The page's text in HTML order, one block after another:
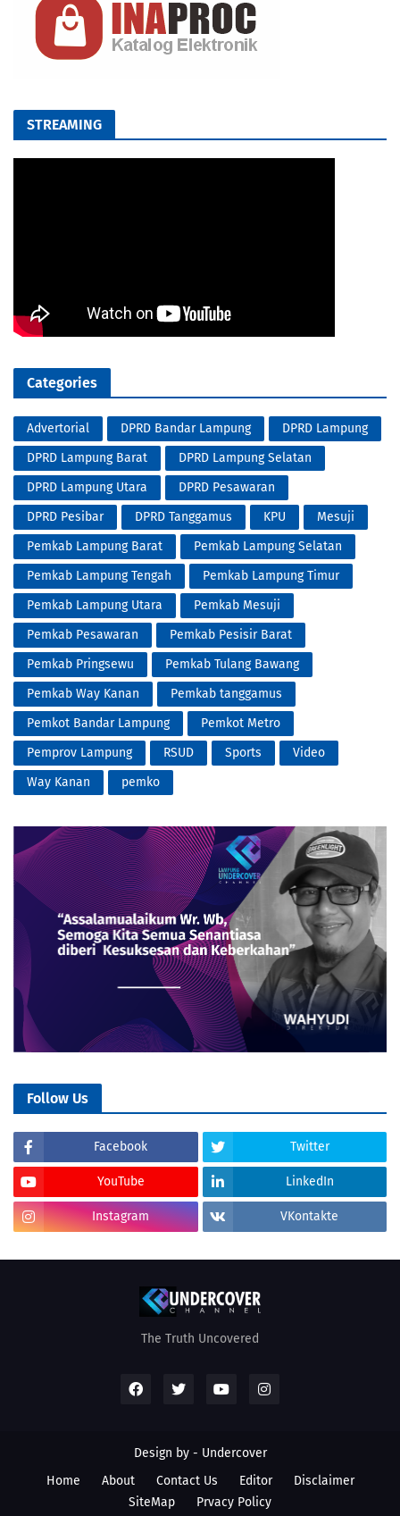
STREAMING
Categories
Advertorial DPRD Bandar Lampung
DPRD Lampung
DPRD Lampung Barat
DPRD Lampung Selatan
DPRD Lampung Utara
DPRD Pesawaran
DPRD Pesibar
DPRD Tanggamus KPU
Mesuji
Pemkab Lampung Barat
Pemkab Lampung Selatan
Pemkab Lampung Tengah
Pemkab Lampung Timur
Pemkab Lampung Utara
Pemkab Mesuji
Pemkab Pesawaran
Pemkab Pesisir Barat
Pemkab Pringsewu
Pemkab Tulang Bawang
Pemkab Way Kanan
Pemkab tanggamus
Pemkot Bandar Lampung
Pemkot Metro
Pemprov Lampung
RSUD Sports
Video
Way Kanan
pemko
Follow Us
Facebook Twitter
YouTube LinkedIn
Instagram VKontakte
The Truth Uncovered
Design by - Undercover
Home
About Contact Us Editor
Disclaimer
SiteMap
Prvacy Policy